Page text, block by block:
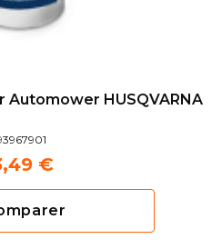
Automower HUSQVARNA
€